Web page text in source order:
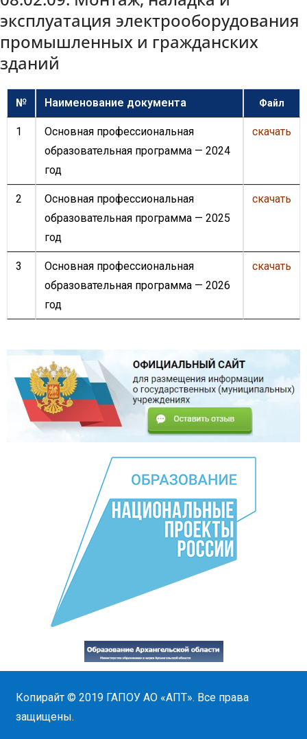
эксплуатация электрооборудования
промышленных и гражданских
зданий
№ Наименование документа Файл
1
Основная профессиональная
образовательная программа — 2024
год
скачать
2
Основная профессиональная
образовательная программа — 2025
год
скачать
3
Основная профессиональная
образовательная программа — 2026
год
скачать
Копирайт © 2019 ГАПОУ АО «АПТ». Все права
защищены.